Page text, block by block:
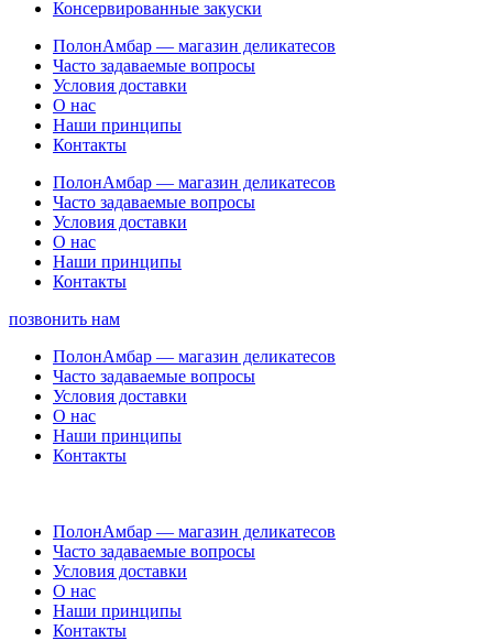
Консервированные закуски
ПолонАмбар — магазин деликатесов
Часто задаваемые вопросы
Условия доставки
О нас
Наши принципы
Контакты
ПолонАмбар — магазин деликатесов
Часто задаваемые вопросы
Условия доставки
О нас
Наши принципы
Контакты
позвонить нам
ПолонАмбар — магазин деликатесов
Часто задаваемые вопросы
Условия доставки
О нас
Наши принципы
Контакты
ПолонАмбар — магазин деликатесов
Часто задаваемые вопросы
Условия доставки
О нас
Наши принципы
Контакты